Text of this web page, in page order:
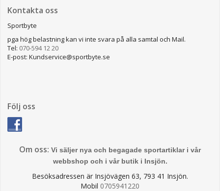
Kontakta oss
Sportbyte
pga hög belastning kan vi inte svara på alla samtal och Mail.
Tel: 070-594 12 20
E-post: Kundservice@sportbyte.se
Följ oss
Om oss: Vi säljer nya och begagade sportartiklar i vår
webbshop och i vår butik i Insjön.
Besöksadressen är Insjövägen 63, 793 41 Insjön.
Mobil 0705941220